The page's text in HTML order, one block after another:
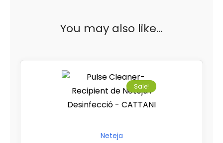
You may also like…
Sale!
Neteja